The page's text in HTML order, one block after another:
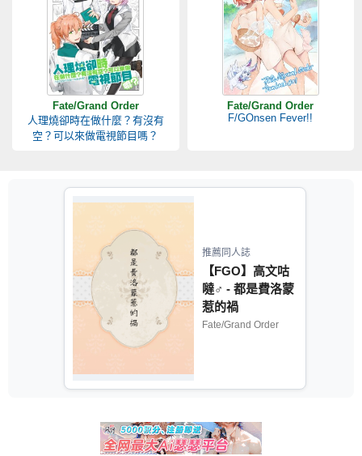
Fate/Grand Order
人理燒卻時在做什麼？有沒有
空？可以來做電視節目嗎？
Fate/Grand Order
F/GOnsen Fever!!
推薦同人誌
【FGO】高文咕
噠♂ - 都是費洛蒙
惹的禍
Fate/Grand Order